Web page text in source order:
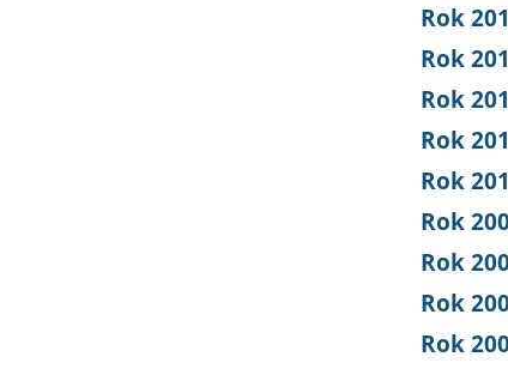
Rok
Rok
Rok
Rok
Rok
Rok
Rok
Rok
Rok